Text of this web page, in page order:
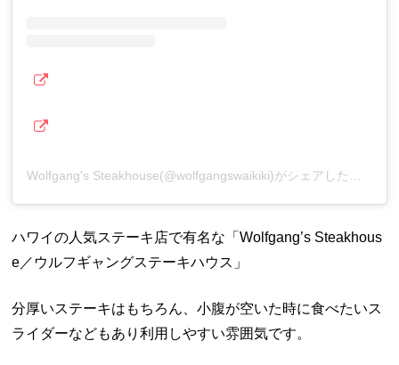
ハワイの人気ステーキ店で有名な「Wolfgang’s Steakhous
e／ウルフギャングステーキハウス」
分厚いステーキはもちろん、小腹が空いた時に食べたいス
ライダーなどもあり利用しやすい雰囲気です。